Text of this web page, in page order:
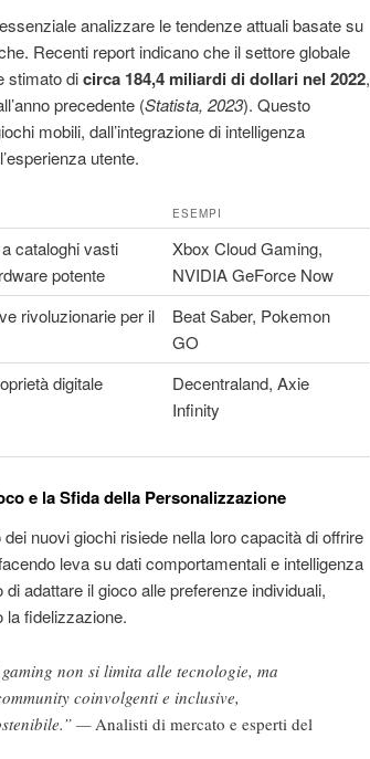
analizzare le tendenze attuali basate su
Recenti report indicano che il settore globale
stimato dicirca 184,4 miliardi di dollari nel 2022,
precedente (Statista, 2023). Questo
mobili, dall’integrazione di intelligenza
utente.
ESEMPI
cataloghi vasti
potente
Xbox Cloud Gaming,
NVIDIA GeForce Now
rivoluzionarie per il
Beat Saber, Pokemon
GO
digitale
Decentraland, Axie
Infinity
e la Sfida della Personalizzazione
nuovi giochi risiede nella loro capacità di offrire
leva su dati comportamentali e intelligenza
adattare il gioco alle preferenze individuali,
la fidelizzazione.
non si limita alle tecnologie, ma
coinvolgenti e inclusive,
—Analisti di mercato e esperti del